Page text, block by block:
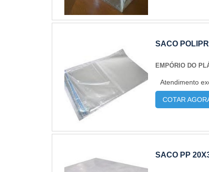
SACO
EMPÓRIO DO
Atendimento
COTAR
SACO PP